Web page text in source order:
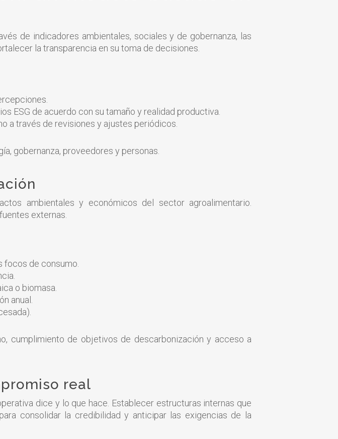
de indicadores ambientales, sociales y de gobernanza, las
la transparencia en su toma de decisiones.
ESG de acuerdo con su tamaño y realidad productiva.
a través de revisiones y ajustes periódicos.
gobernanza, proveedores y personas.
ambientales y económicos del sector agroalimentario.
externas.
focos de consumo.
o biomasa.
anual.
cumplimiento de objetivos de descarbonización y acceso a
real
dice y lo que hace. Establecer estructuras internas que
consolidar la credibilidad y anticipar las exigencias de la